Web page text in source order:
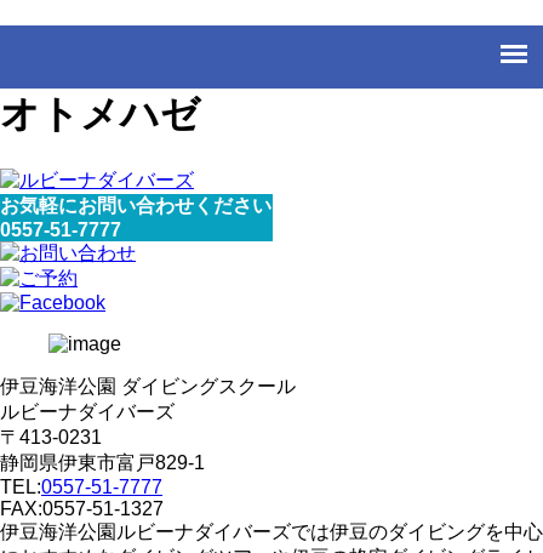
オトメハゼ
お気軽にお問い合わせください
0557-51-7777
伊豆海洋公園 ダイビングスクール
ルビーナダイバーズ
〒413-0231
静岡県伊東市富戸829-1
TEL:0557-51-7777
FAX:0557-51-1327
伊豆海洋公園ルビーナダイバーズでは伊豆のダイビングを中心